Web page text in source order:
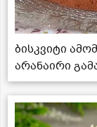
ბისკვიტი
არანაირი